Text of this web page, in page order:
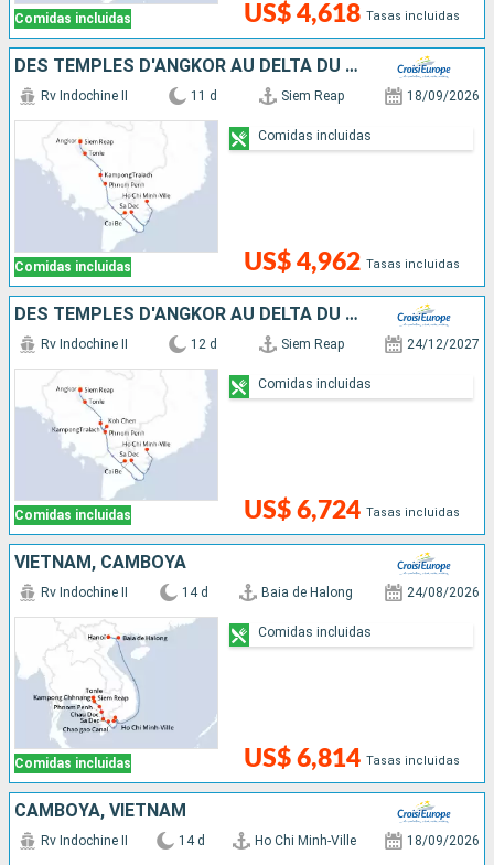
Comidas incluidas US$ 4,618 Tasas incluidas
DES TEMPLES D'ANGKOR AU DELTA DU MÉKONG
Comidas incluidas
Rv Indochine II 11 d Siem Reap 18/09/2026
US$ 4,962 Tasas incluidas
Comidas incluidas
DES TEMPLES D'ANGKOR AU DELTA DU MÉKONG, VIVEZ DES FÊTES DE FIN D'ANNÉES UNIQUES ET DÉPAYSANTES
Comidas incluidas
Rv Indochine II 12 d Siem Reap 24/12/2027
US$ 6,724 Tasas incluidas
Comidas incluidas
VIETNAM, CAMBOYA
Comidas incluidas
Rv Indochine II 14 d Baia de Halong 24/08/2026
US$ 6,814 Tasas incluidas
Comidas incluidas
CAMBOYA, VIETNAM
Rv Indochine II 14 d Ho Chi Minh-Ville 18/09/2026